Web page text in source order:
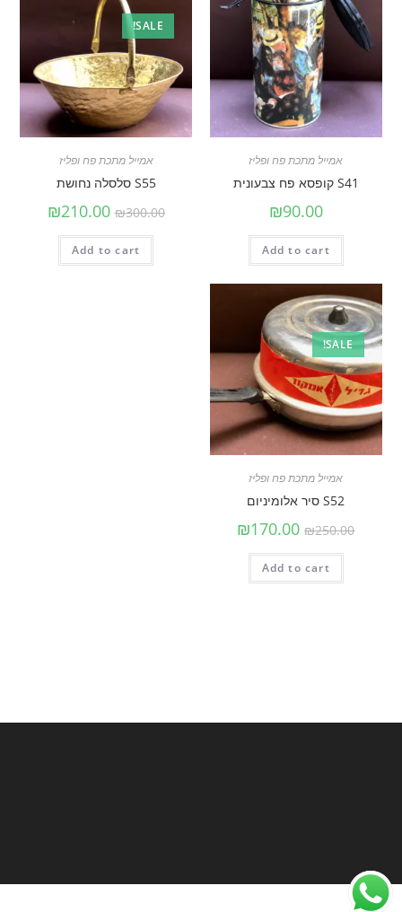
אמייל מתכת פח ופליז
S41 קופסא פח צבעונית
₪90.00
Add to cart
SALE!
אמייל מתכת פח ופליז
S55 סלסלה נחושת
₪300.00
₪210.00
Add to cart
SALE!
אמייל מתכת פח ופליז
S52 סיר אלומיניום
₪250.00
₪170.00
Add to cart